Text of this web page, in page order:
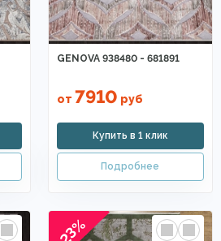
GENOVA 938480 - 681891
от 7910 руб
-23%